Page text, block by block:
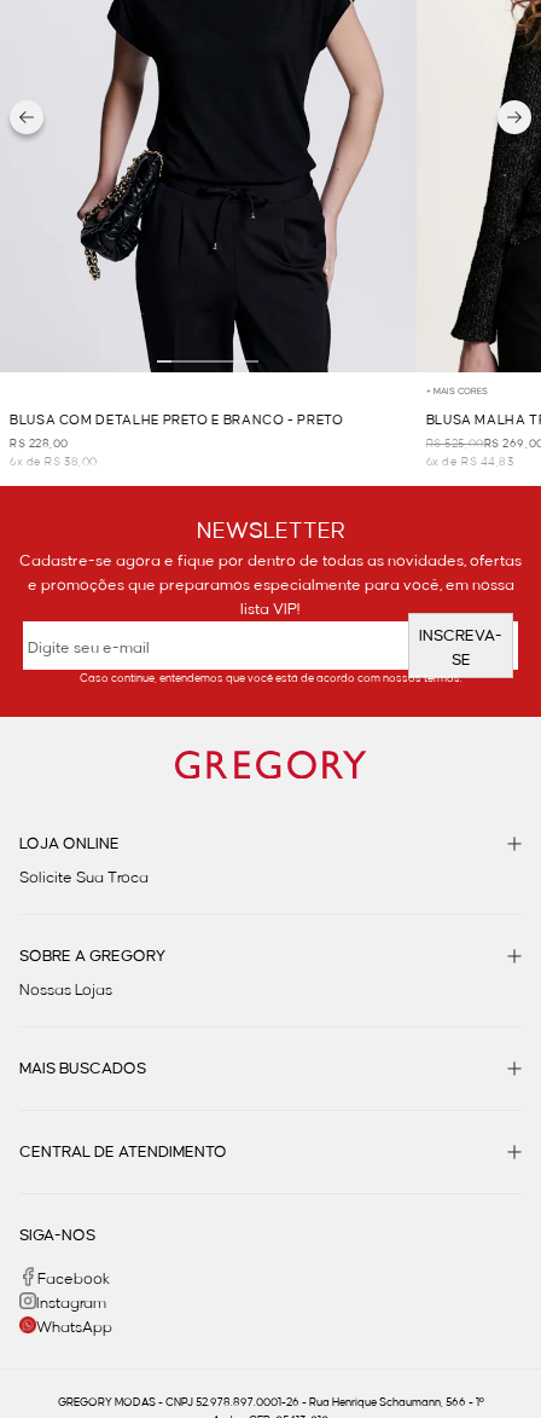
BLUSA COM DETALHE PRETO E BRANCO - PRETO
R$ 228,00
6x de R$ 38,00
+ MAIS CORES
BLUSA MALHA
R$ 525,00R$
6x de R$ 44,83
NEWSLETTER
Cadastre-se agora e fique por dentro de todas as novidades, ofertas
e promoções que preparamos especialmente para você, em nossa
lista VIP!
INSCREVA-
SE
Caso continue, entendemos que você está de acordo com nossos termos.
LOJA ONLINE
Solicite Sua Troca
SOBRE A GREGORY
Nossas Lojas
MAIS BUSCADOS
CENTRAL DE ATENDIMENTO
SIGA-NOS
Facebook
Instagram
WhatsApp
GREGORY MODAS - CNPJ 52.978.897.0001-26 - Rua Henrique Schaumann, 566 - 1º